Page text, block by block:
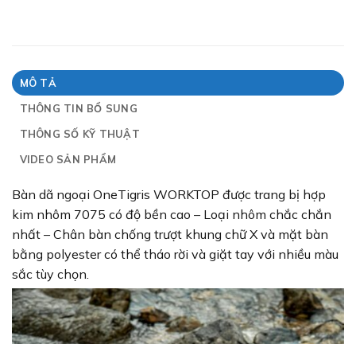
MÔ TẢ
THÔNG TIN BỔ SUNG
THÔNG SỐ KỸ THUẬT
VIDEO SẢN PHẨM
Bàn dã ngoại OneTigris WORKTOP được trang bị hợp
kim nhôm 7075 có độ bền cao – Loại nhôm chắc chắn
nhất – Chân bàn chống trượt khung chữ X và mặt bàn
bằng polyester có thể tháo rời và giặt tay với nhiều màu
sắc tùy chọn.